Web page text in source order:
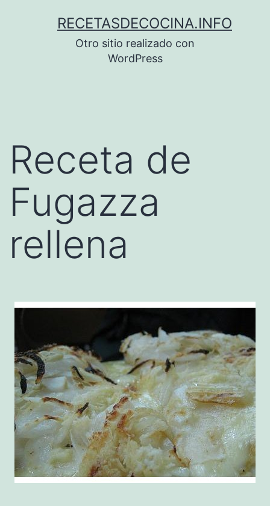
RECETASDECOCINA.INFO
Otro sitio realizado con
WordPress
Receta de
Fugazza
rellena